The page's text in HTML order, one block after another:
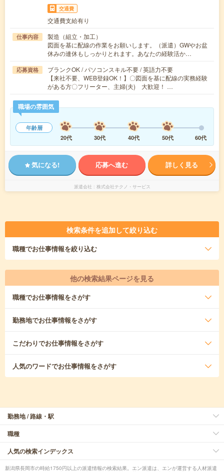
交通費
交通費支給有り
仕事内容
製造（組立・加工）
図面を基に配線の作業をお願いします。（派遣）GWやお盆
休みの連休もしっかりとれます。あなたの経験活か…
応募資格
ブランクOK / パソコンスキル不要 / 英語力不要
【来社不要、WEB登録OK！】〇図面を基に配線の実務経験
がある方〇フリーター、主婦(夫) 大歓迎！ …
職場の雰囲気
年齢層
20代
30代 40代 50代 60代
気になる! 応募へ進む 詳しく見る
派遣会社 株式会社テクノ・サービス
検索条件を追加して絞り込む
職種でお仕事情報を絞り込む
他の検索結果ページを見る
職種でお仕事情報をさがす
勤務地でお仕事情報をさがす
こだわりでお仕事情報をさがす
人気のワードでお仕事情報をさがす
勤務地 / 路線・駅
職種
人気の検索インデックス
新潟県長岡市の時給1750円以上の派遣情報の検索結果。エン派遣は、エンが運営する人材派遣